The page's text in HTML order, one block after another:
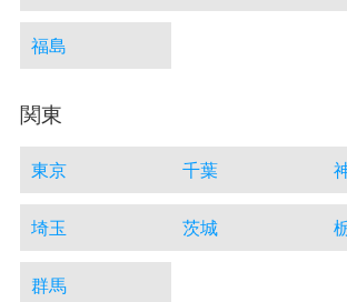
福島
関東
東京 千葉
埼玉 茨城
群馬